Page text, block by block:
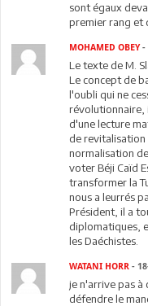
sont égaux
premier rang et
MOHAMED OBEY-
Le texte de M.
Le concept de
l'oubli qui ne
révolutionnaire,
d'une lecture
de revitalisation
normalisation
voter Béji Caïd
transformer la
nous a leurrés
Président, il a
diplomatiques,
les Daéchistes.
WATANI HORR -
je n'arrive pas à
défendre le